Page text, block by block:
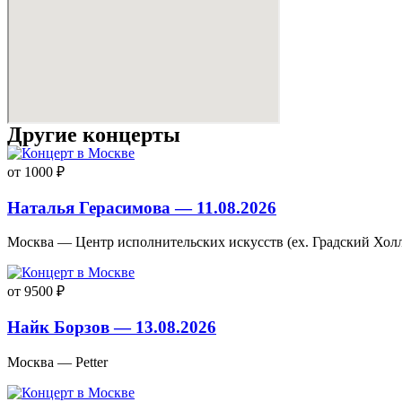
Другие концерты
от 1000 ₽
Наталья Герасимова — 11.08.2026
Москва — Центр исполнительских искусств (ex. Градский
от 9500 ₽
Найк Борзов — 13.08.2026
Москва — Petter